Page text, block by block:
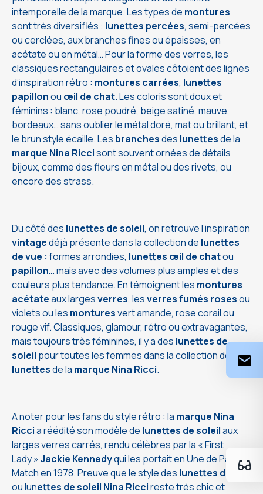
intemporelle de la marque. Les types de montures
sont très diversifiés : lunettes percées, semi-percées
ou cerclées, aux branches fines ou épaisses, en
acétate ou en métal… Pour la forme des verres, les
classiques rectangulaires et ovales côtoient des lignes
d’inspiration rétro : montures carrées, lunettes
papillonou œil de chat. Les coloris sont doux et
féminins : blanc, rose poudré, beige satiné, mauve,
bordeaux… sans oublier le métal doré, mat ou brillant, et
le brun style écaille. Les branchesdes lunettesde la
marque Nina Riccisont souvent ornées de détails
bijoux, comme des fleurs en métal ou des rivets, ou
encore des strass.
Du côté des lunettes de soleil, on retrouve l’inspiration
vintagedéjà présente dans la collection de lunettes
de vue : formes arrondies, lunettes œil de chatou
papillon…mais avec des volumes plus amples et des
couleurs plus tendance. En témoignent les montures
acétateaux largesverres, lesverres fumés rosesou
violets ou les monturesvert amande, rose corail ou
rouge vif. Classiques, glamour, rétro ou extravagantes,
mais toujours très féminines, il y a des lunettes de
soleil pour toutes les femmes dans la collectionde
lunettesde la marque Nina Ricci.
A noter pour les fans du style rétro : la marque Nina
Riccia réédité son modèle de lunettes de soleilaux
larges verres carrés, rendu célèbres par la « First
Lady »Jackie Kennedyqui les portait en Une de Paris
Match en 1978. Preuve que le style des lunettes de vue
ou lunettes de soleil Nina Riccireste très chic et